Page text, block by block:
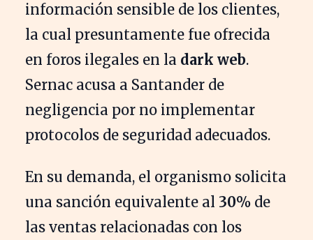
información sensible de los clientes,
la cual presuntamente fue ofrecida
en foros ilegales en la dark web.
Sernac acusa a Santander de
negligencia por no implementar
protocolos de seguridad adecuados.
En su demanda, el organismo solicita
una sanción equivalente al 30% de
las ventas relacionadas con los